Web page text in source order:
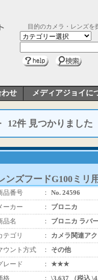
目的のカメラ・レンズを
わせ メディアジョイに
12件 見つかりました
ンズフードG100ミリ
品番号 ： No. 24596
ーカー
：
ブロニカ
品名
：
ブロニカ ラバ
テゴリ
：
カメラ関連ア
ウント方式
：
その他
レード
： ★★★
格
： \3,637 （税込